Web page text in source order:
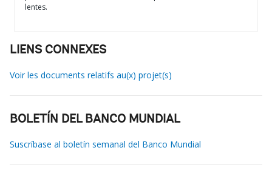
lentes.
LIENS CONNEXES
Voir les documents relatifs au(x) projet(s)
BOLETÍN DEL BANCO MUNDIAL
Suscríbase al boletín semanal del Banco Mundial